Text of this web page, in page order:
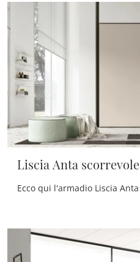
Liscia Anta scorrevole